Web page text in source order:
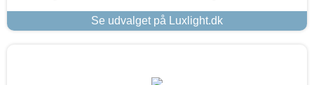
Se udvalget på Luxlight.dk